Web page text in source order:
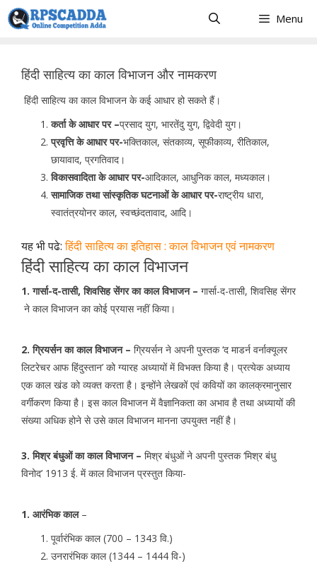
Skip
to
Menu
हिंदी साहित्य का काल विभाजन और नामकरण
हिंदी साहित्य का काल विभाजन के कई आधार हो सकते हैं।
कर्ता के आधार पर –प्रसाद युग, भारतेंदु युग, द्विवेदी युग।
प्रवृत्ति के आधार पर-भक्तिकाल, संतकाव्य, सूफीकाव्य, रीतिकाल,
छायावाद, प्रगतिवाद।
विकासवादिता के आधार पर-आदिकाल, आधुनिक काल, मध्यकाल।
सामाजिक तथा सांस्कृतिक घटनाओं के आधार पर-राष्ट्रीय धारा,
स्वातंत्रयोनर काल, स्वच्छंदतावाद, आदि।
यह भी पढे:हिंदी साहित्य का इतिहास : काल विभाजन एवं नामकरण
हिंदी साहित्य का काल विभाजन
1. गार्सा-द-तासी, शिवसिह सेंगर का काल विभाजन – गार्सा-द-तासी, शिवसिह सेंगर
ने काल विभाजन का कोई प्रयास नहीं किया।
2. ग्रियर्सन का काल विभाजन – ग्रियर्सन ने अपनी पुस्तक ‘द माडर्न वर्नाक्यूलर
लिटरेचर आफ हिंदुस्तान’ को ग्यारह अध्यायों में विभक्त किया है। प्रत्येक अध्याय
एक काल खंड को व्यक्त करता है। इन्होंने लेखकों एवं कवियों का कालक्रमानुसार
वर्गीकरण किया है। इस काल विभाजन में वैज्ञानिकता का अभाव है तथा अध्यायों की
संख्या अधिक होने से उसे काल विभाजन मानना उपयुक्त नहीं है।
3. मिश्र बंधुओं का काल विभाजन – मिश्र बंधुओं ने अपनी पुस्तक ‘मिश्र बंधु
विनोद’ 1913 ई. में काल विभाजन प्रस्तुत किया-
1. आरंभिक काल–
पूर्वारंभिक काल (700 – 1343 वि.)
उनरारंभिक काल (1344 – 1444 वि-)